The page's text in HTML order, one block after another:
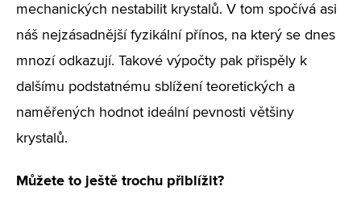
mechanických nestabilit krystalů. V tom spočívá asi
náš nejzásadnější fyzikální přínos, na který se dnes
mnozí odkazují. Takové výpočty pak přispěly k
dalšímu podstatnému sblížení teoretických a
naměřených hodnot ideální pevnosti většiny
krystalů.
Můžete to ještě trochu přiblížit?